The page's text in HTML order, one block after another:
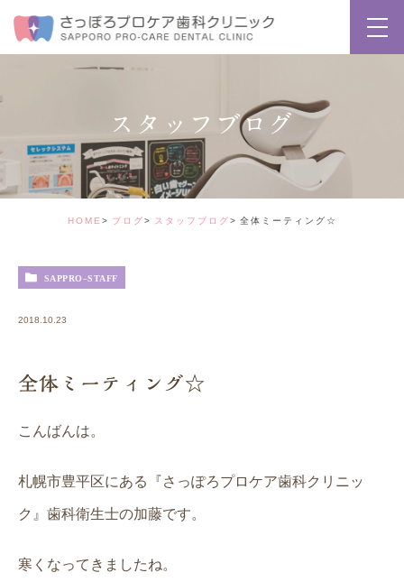
スタッフブログ
HOME ブログ スタッフブログ 全体ミーティング☆
SAPPRO-STAFF
2018.10.23
全体ミーティング☆
こんばんは。
札幌市豊平区にある『さっぽろプロケア歯科クリニッ
ク』歯科衛生士の加藤です。
寒くなってきましたね。